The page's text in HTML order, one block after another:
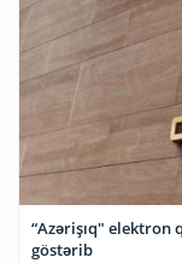
“Azərişıq" elektron
göstərib